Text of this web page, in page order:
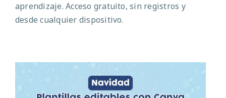
aprendizaje. Acceso gratuito, sin registros y
desde cualquier dispositivo.